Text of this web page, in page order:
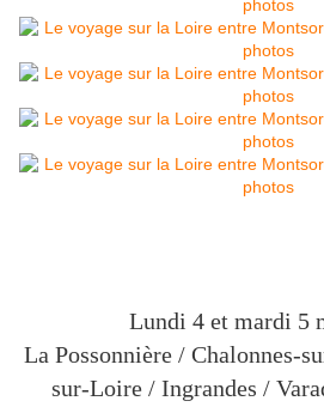
Lundi 4 et mardi 5
La Possonnière / Chalonnes-
sur-Loire / Ingrandes /